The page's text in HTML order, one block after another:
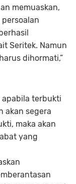
memuaskan,
Seritek. Namun
dihormati,”
terbukti
akan segera
maka akan
yang